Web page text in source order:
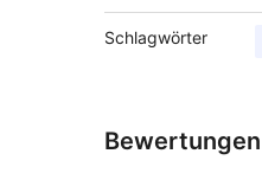
Schlagwörter
Bewertungen